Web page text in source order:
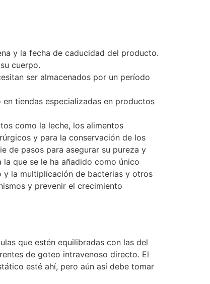
y la fecha de caducidad del producto.
cuerpo.
ser almacenados por un período
tiendas especializadas en productos
como la leche, los alimentos
y para la conservación de los
de pasos para asegurar su pureza y
que se le ha añadido como único
y la multiplicación de bacterias y otros
y prevenir el crecimiento
que estén equilibradas con las del
de goteo intravenoso directo. El
esté ahí, pero aún así debe tomar